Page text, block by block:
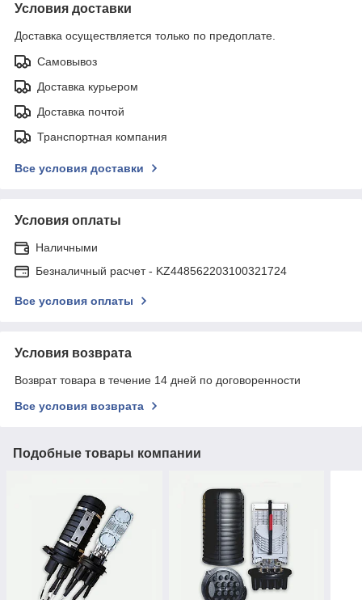
Условия доставки
Доставка осуществляется только по предоплате.
Самовывоз
Доставка курьером
Доставка почтой
Транспортная компания
Все условия доставки
Условия оплаты
Наличными
Безналичный расчет - KZ448562203100321724
Все условия оплаты
Условия возврата
Возврат товара в течение 14 дней по договоренности
Все условия возврата
Подобные товары компании